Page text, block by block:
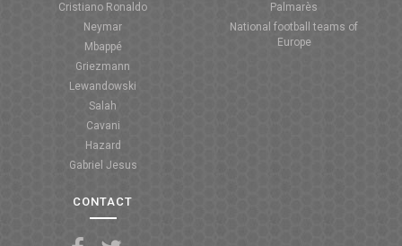
Cristiano Ronaldo
Neymar
Mbappé
Griezmann
Lewandowski
Salah
Cavani
Hazard
Gabriel Jesus
Palmarès
National football teams of
Europe
CONTACT